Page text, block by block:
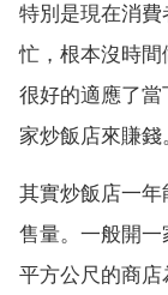
特別是現在消
忙，根本沒時間
很好的適應了
家炒飯店來賺錢
其實炒飯店一
售量。一般開
平方公尺的商店